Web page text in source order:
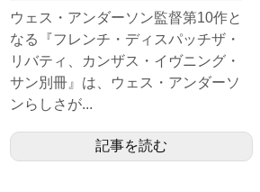
ウェス・アンダーソン監督第10作と
なる『フレンチ・ディスパッチザ・
リバティ、カンザス・イヴニング・
サン別冊』は、ウェス・アンダーソ
ンらしさが...
記事を読む